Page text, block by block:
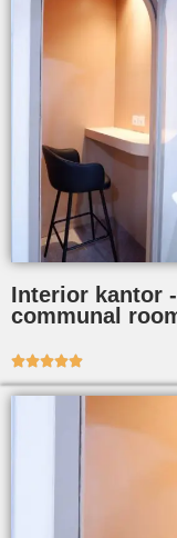
Interior kantor
communal
